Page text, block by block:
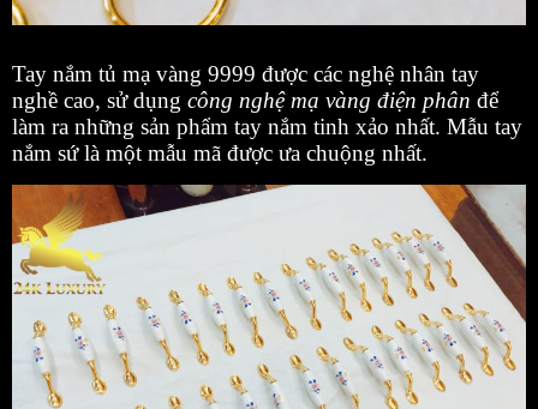
Tay nắm tủ mạ vàng 9999 được các nghệ nhân tay
nghề cao, sử dụng công nghệ mạ vàng điện phân để
làm ra những sản phẩm tay nắm tinh xảo nhất. Mẫu tay
nắm sứ là một mẫu mã được ưa chuộng nhất.